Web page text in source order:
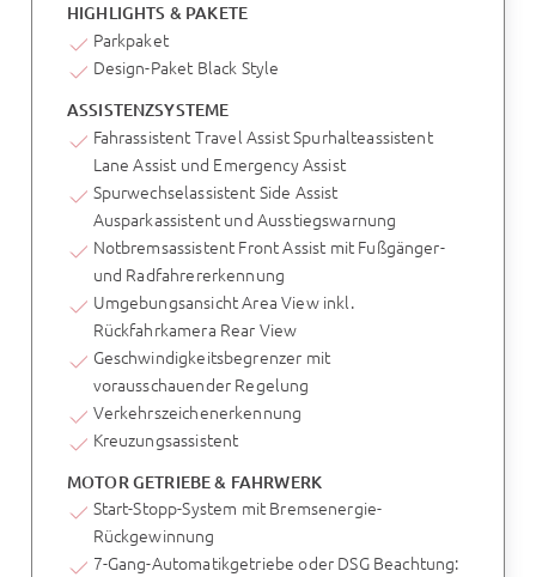
HIGHLIGHTS & PAKETE
Parkpaket
Design-Paket Black Style
ASSISTENZSYSTEME
Fahrassistent Travel Assist Spurhalteassistent
Lane Assist und Emergency Assist
Spurwechselassistent Side Assist
Ausparkassistent und Ausstiegswarnung
Notbremsassistent Front Assist mit Fußgänger-
und Radfahrererkennung
Umgebungsansicht Area View inkl.
Rückfahrkamera Rear View
Geschwindigkeitsbegrenzer mit
vorausschauender Regelung
Verkehrszeichenerkennung
Kreuzungsassistent
MOTOR GETRIEBE & FAHRWERK
Start-Stopp-System mit Bremsenergie-
Rückgewinnung
7-Gang-Automatikgetriebe oder DSG Beachtung: